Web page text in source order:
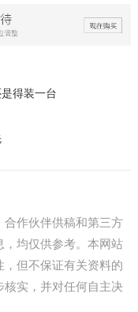
得装一台
合作伙伴供稿和第三方
，均仅供参考。本网站
但不保证有关资料的
核实，并对任何自主决